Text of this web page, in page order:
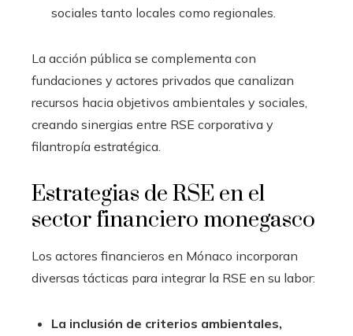
sociales tanto locales como regionales.
La acción pública se complementa con
fundaciones y actores privados que canalizan
recursos hacia objetivos ambientales y sociales,
creando sinergias entre RSE corporativa y
filantropía estratégica.
Estrategias de RSE en el
sector financiero monegasco
Los actores financieros en Mónaco incorporan
diversas tácticas para integrar la RSE en su labor:
La inclusión de criterios ambientales,